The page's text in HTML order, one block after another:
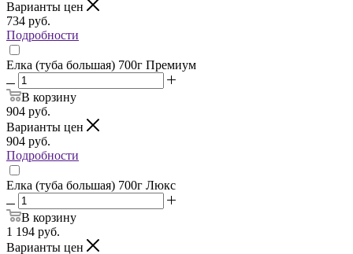
Варианты цен
734 руб.
Подробности
Елка (туба большая) 700г Премиум
В корзину
904 руб.
Варианты цен
904 руб.
Подробности
Елка (туба большая) 700г Люкс
В корзину
1 194 руб.
Варианты цен